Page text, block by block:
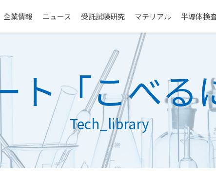
企業情報 ニュース 受託試験研究 マテリアル 半導体検
ト「こべる
Tech_library